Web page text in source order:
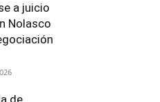
a juicio
Nolasco
de